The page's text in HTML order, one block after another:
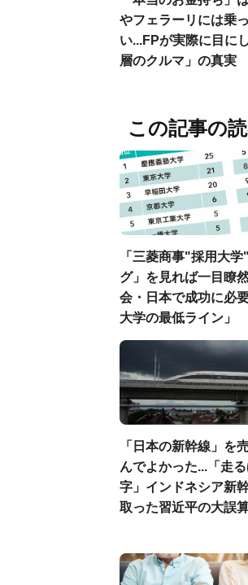
やフェラーリには乗
い...FPが実際に目に
層のクルマ」の真実
この記事の
「三菱商事"採用大
グ」を見れば一目瞭
会・日本で成功に必
大学の最低ライン」
「日本の新幹線」を
んでよかった...「走
字」インドネシア新
取った習近平の大誤